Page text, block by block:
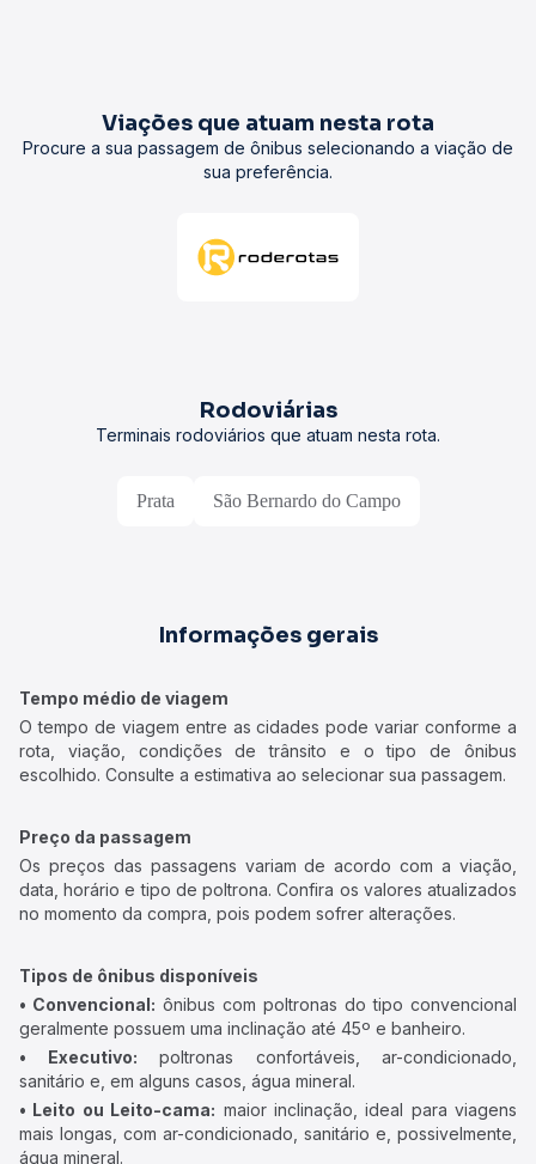
Viações que atuam nesta rota
Procure a sua passagem de ônibus selecionando a viação de
sua preferência.
Rodoviárias
Terminais rodoviários que atuam nesta rota.
Prata São Bernardo do Campo
Informações gerais
Tempo médio de viagem
O tempo de viagem entre as cidades pode variar conforme a
rota, viação, condições de trânsito e o tipo de ônibus
escolhido. Consulte a estimativa ao selecionar sua passagem.
Preço da passagem
Os preços das passagens variam de acordo com a viação,
data, horário e tipo de poltrona. Confira os valores atualizados
no momento da compra, pois podem sofrer alterações.
Tipos de ônibus disponíveis
• Convencional: ônibus com poltronas do tipo convencional
geralmente possuem uma inclinação até 45º e banheiro.
• Executivo: poltronas confortáveis, ar-condicionado,
sanitário e, em alguns casos, água mineral.
• Leito ou Leito-cama: maior inclinação, ideal para viagens
mais longas, com ar-condicionado, sanitário e, possivelmente,
água mineral.